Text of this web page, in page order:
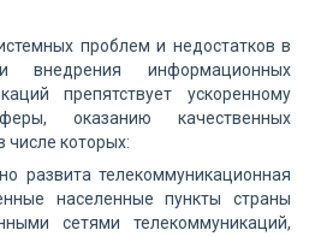
проблем и недостатков в
внедрения информационных
препятствует ускоренному
оказанию качественных
числе которых:
развита телекоммуникационная
населенные пункты страны
сетями телекоммуникаций,